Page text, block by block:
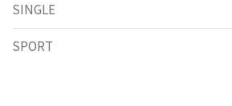
SINGLE
SPORT